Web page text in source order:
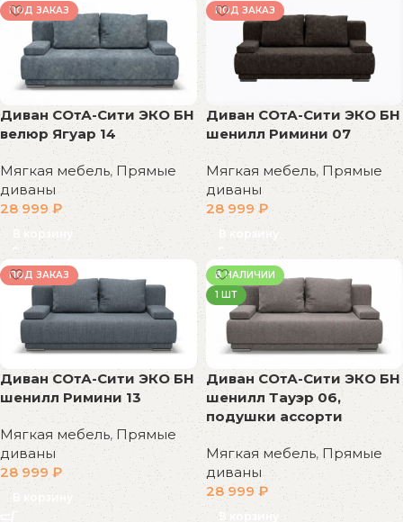
ПОД ЗАКАЗ
Диван СОтА-Сити ЭКО БН
велюр Ягуар 14
Мягкая мебель, Прямые
диваны
28 999 ₽
В корзину
ПОД ЗАКАЗ
Диван СОтА-Сити ЭКО БН
шенилл Римини 07
Мягкая мебель, Прямые
диваны
28 999₽
В корзину
ПОД ЗАКАЗ
Диван СОтА-Сити ЭКО БН
шенилл Римини 13
Мягкая мебель, Прямые
диваны
28 999 ₽
В корзину
В НАЛИЧИИ
1 ШТ
Диван СОтА-Сити ЭКО БН
шенилл Тауэр 06,
подушки ассорти
Мягкая мебель,Прямые
диваны
28 999₽
В корзину